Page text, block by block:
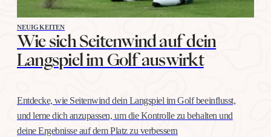
NEUIGKEITEN
Wie sich Seitenwind auf dein
Langspiel im Golf auswirkt
Entdecke, wie Seitenwind dein Langspiel im Golf beeinflusst,
und lerne dich anzupassen, um die Kontrolle zu behalten und
deine Ergebnisse auf dem Platz zu verbessern